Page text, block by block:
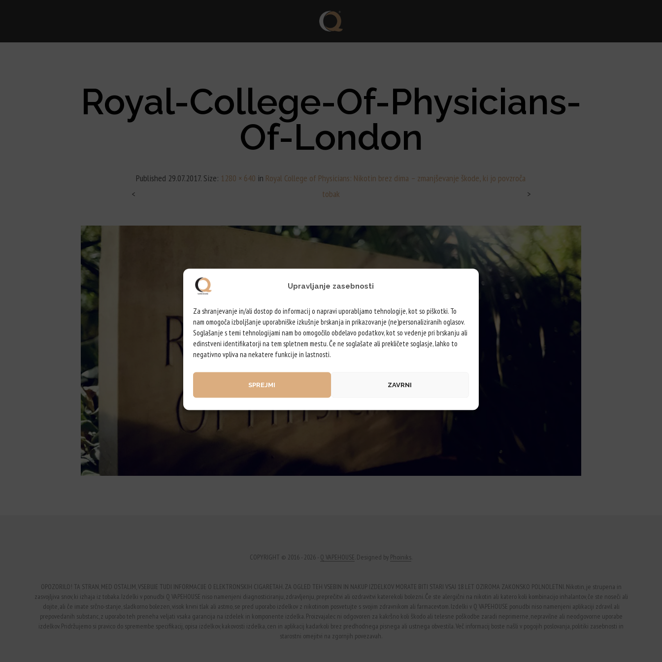
Upravljanje zasebnosti
Za shranjevanje in/ali dostop do informacij o napravi uporabljamo tehnologije, kot so piškotki. To
nam omogoča izboljšanje uporabniške izkušnje brskanja in prikazovanje (ne)personaliziranih oglasov.
Soglašanje s temi tehnologijami nam bo omogočilo obdelavo podatkov, kot so vedenje pri brskanju ali
edinstveni identifikatorji na tem spletnem mestu. Če ne soglašate ali prekličete soglasje, lahko to
negativno vpliva na nekatere funkcije in lastnosti.
SPREJMI ZAVRNI
Royal-College-Of-Physicians-
Of-London
Published 29.07.2017. Size: 1280 × 640 in Royal College of Physicians: Nikotin brez dima – zmanjševanje škode, ki jo povzroča
tobak
< >
COPYRIGHT © 2016 - 2026 - Q VAPEHOUSE. Designed by Phoiniks.
OPOZORILO! TA STRAN, MED OSTALIM, VSEBUJE TUDI INFORMACIJE O ELEKTRONSKIH CIGARETAH. ZA OGLED TEH VSEBIN IN NAKUP IZDELKOV MORATE BITI STARI VSAJ 18 LET OZIROMA ZAKONSKO POLNOLETNI. Nikotin, je strupena in
zasvojljiva snov, ki izhaja iz tobaka. Izdelki v ponudbi Q VAPEHOUSE niso namenjeni diagnosticiranju, zdravljenju, preprečitvi ali ozdravitvi katerekoli bolezni. Če ste alergični na nikotin ali katero koli kombinacijo inhalantov, če ste noseči ali
dojite, ali če imate srčno-stanje, sladkorno bolezen, visok krvni tlak ali astmo, se pred uporabo izdelkov z nikotinom posvetujte s svojim zdravnikom ali farmacevtom. Izdelki v Q VAPEHOUSE ponudbi niso namenjeni aplikaciji zdravil ali
prepovedanih substanc, z uporabo teh preneha veljati vsaka garancija na izdelek in komponente izdelka. Proizvajalec ni odgovoren za kakršno koli škodo ali telesne poškodbe zaradi neprimerne, nepravilne ali neodgovorne uporabe
izdelkov. Pridržujemo si pravico do spremembe specifikacij, opisa izdelkov, kakovosti izdelka, cen in aplikacij kadarkoli brez predhodnega pisnega ali ustnega obvestila. Več informacij boste našli v pogojih poslovanja, politiki zasebnosti in
starostni omejitvi na zgornjih povezavah.